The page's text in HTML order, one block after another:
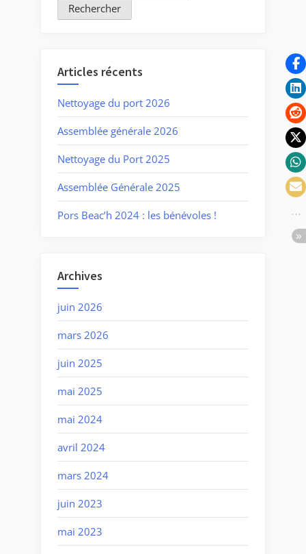
Rechercher
Articles récents
Nettoyage du port 2026
Assemblée générale 2026
Nettoyage du Port 2025
Assemblée Générale 2025
Pors Beac’h 2024 : les bénévoles !
Archives
juin 2026
mars 2026
juin 2025
mai 2025
mai 2024
avril 2024
mars 2024
juin 2023
mai 2023